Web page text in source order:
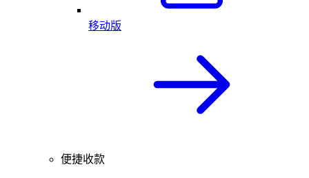
移动版
便捷收款